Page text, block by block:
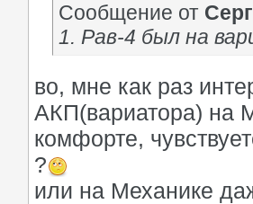
Сообщение от
1. Рав-4 был на
во, мне как раз
АКП(вариатора) на
комфорте,
?
или на Механике